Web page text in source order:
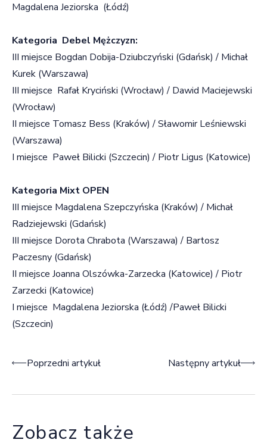
Magdalena Jeziorska (Łódź)
Kategoria Debel Mężczyzn:
III miejsce Bogdan Dobija-Dziubczyński (Gdańsk) / Michał
Kurek (Warszawa)
III miejsce Rafał Kryciński (Wrocław) / Dawid Maciejewski
(Wrocław)
II miejsce Tomasz Bess (Kraków) / Sławomir Leśniewski
(Warszawa)
I miejsce Paweł Bilicki (Szczecin) / Piotr Ligus (Katowice)
Kategoria Mixt OPEN
III miejsce Magdalena Szepczyńska (Kraków) / Michał
Radziejewski (Gdańsk)
III miejsce Dorota Chrabota (Warszawa) / Bartosz
Paczesny (Gdańsk)
II miejsce Joanna Olszówka-Zarzecka (Katowice) / Piotr
Zarzecki (Katowice)
I miejsce Magdalena Jeziorska (Łódź) /Paweł Bilicki
(Szczecin)
Nawigacja wpisu
Poprzedni artykuł Następny artykuł
Zobacz także